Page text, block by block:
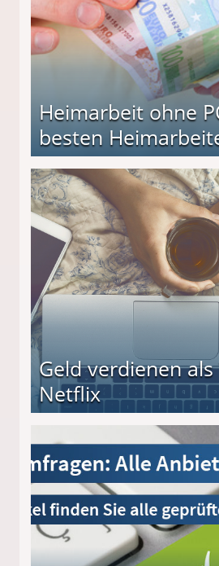
Heimarbeit ohne
besten
Geld verdienen
Netflix